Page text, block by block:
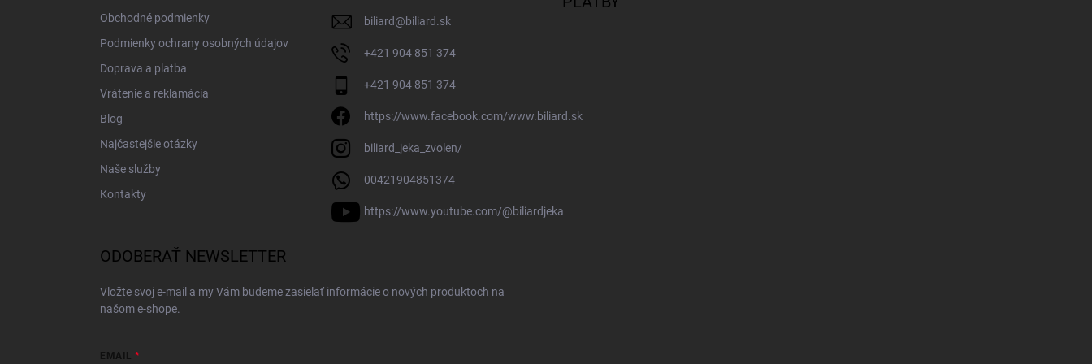
Obchodné podmienky
Podmienky ochrany osobných údajov
Doprava a platba
Vrátenie a reklamácia
Blog
Najčastejšie otázky
Naše služby
Kontakty
biliard@biliard.sk
+421 904 851 374
+421 904 851 374
https://www.facebook.com/www.biliard.sk
biliard_jeka_zvolen/
00421904851374
https://www.youtube.com/@biliardjeka
ODOBERAŤ NEWSLETTER
Vložte svoj e-mail a my Vám budeme zasielať informácie o nových produktoch na
našom e-shope.
EMAIL